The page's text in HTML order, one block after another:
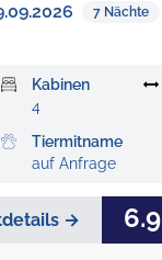
7 Nächte
Kabinen
4
Tiermitname
auf Anfrage
→